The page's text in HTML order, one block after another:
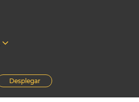
Desplegar